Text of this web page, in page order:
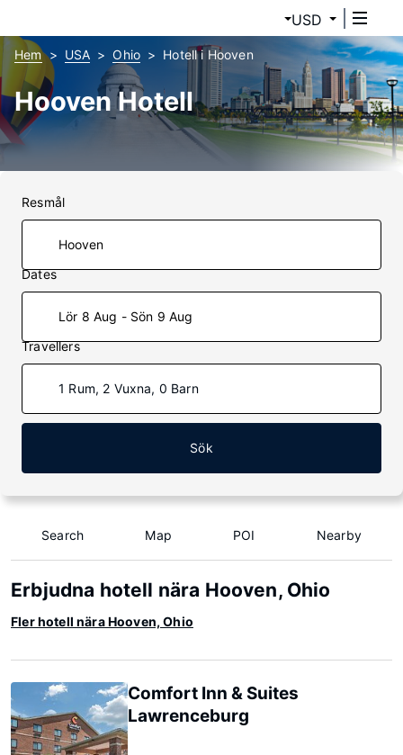
USD
Hem USA Ohio Hotell i Hooven
Hooven Hotell
Resmål
Dates
Lör 8 Aug - Sön 9 Aug
Travellers
1 Rum, 2 Vuxna, 0 Barn
Sök
Search Map POI Nearby
Erbjudna hotell nära Hooven, Ohio
Fler hotell nära Hooven, Ohio
Comfort Inn & Suites
Lawrenceburg